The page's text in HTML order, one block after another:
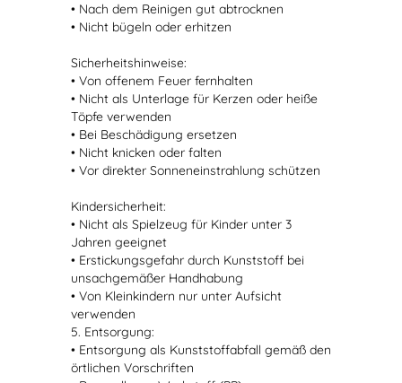
• Nach dem Reinigen gut abtrocknen
• Nicht bügeln oder erhitzen
Sicherheitshinweise:
• Von offenem Feuer fernhalten
• Nicht als Unterlage für Kerzen oder heiße
Töpfe verwenden
• Bei Beschädigung ersetzen
• Nicht knicken oder falten
• Vor direkter Sonneneinstrahlung schützen
Kindersicherheit:
• Nicht als Spielzeug für Kinder unter 3
Jahren geeignet
• Erstickungsgefahr durch Kunststoff bei
unsachgemäßer Handhabung
• Von Kleinkindern nur unter Aufsicht
verwenden
5. Entsorgung:
• Entsorgung als Kunststoffabfall gemäß den
örtlichen Vorschriften